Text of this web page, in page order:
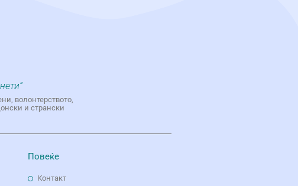
волонтерството,
и странски
Повеќе
Контакт